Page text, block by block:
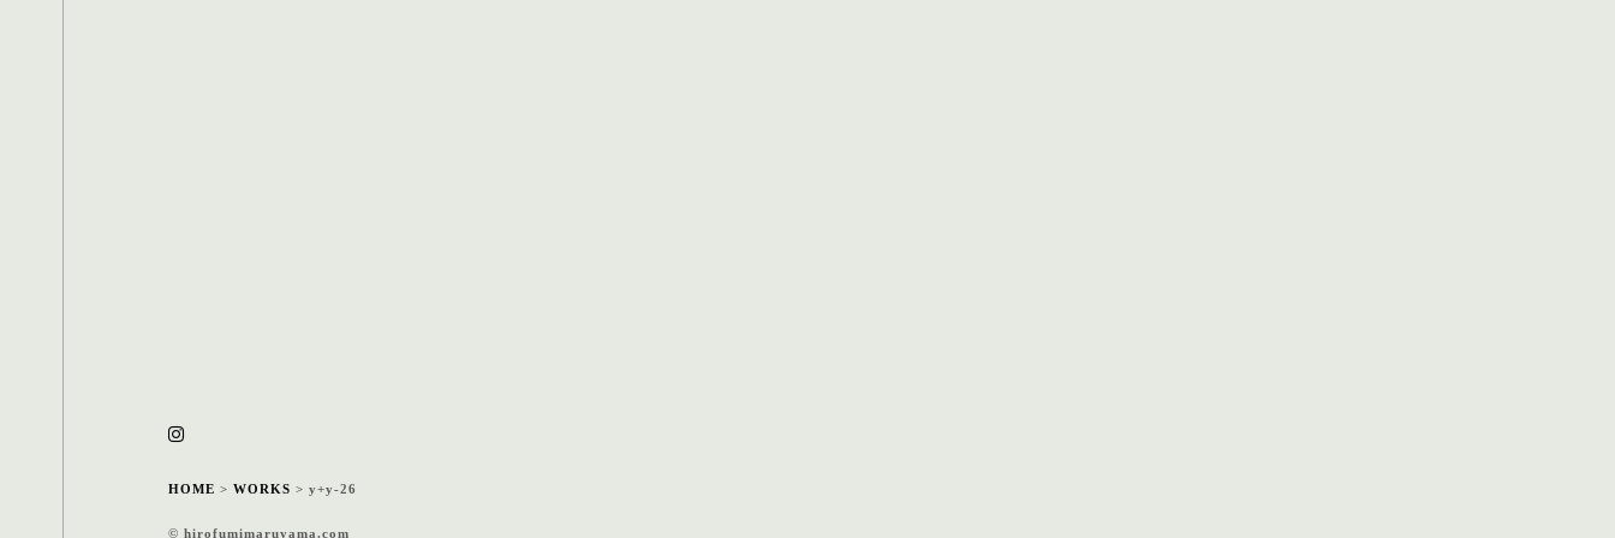
HOME > WORKS > y+y-26
© hirofumimaruyama.com